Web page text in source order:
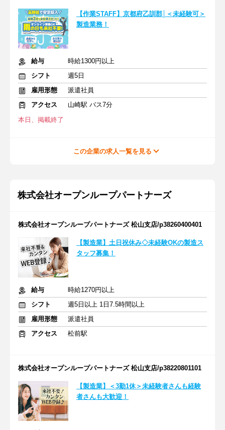
【作業STAFF】京都府乙訓郡│＜未経験可＞
製造業務！
給与
時給1300円以上
シフト
週5日
雇用形態
派遣社員
アクセス
山崎駅 バス7分
本日、掲載終了
この企業の求人一覧を見る
株式会社オープンループパートナーズ
株式会社オープンループパートナーズ 松山支店/p38260400401
【製造業】土日祝休み◇未経験OKの製造ス
タッフ募集！
給与
時給1270円以上
シフト
週5日以上 1日7.5時間以上
雇用形態
派遣社員
アクセス
松前駅
株式会社オープンループパートナーズ 松山支店/p38220801101
【製造業】＜3勤1休＞未経験者さんも経験
者さんも大歓迎！